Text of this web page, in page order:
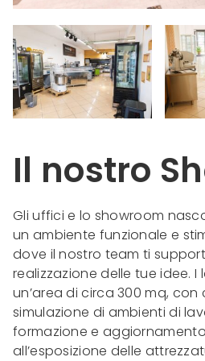
Il nostro
Gli uffici e lo showroom
un ambiente funzionale e
dove il nostro team ti
realizzazione delle tue idee.
un’area di circa 300 mq,
simulazione di ambienti di
formazione e
all’esposizione delle